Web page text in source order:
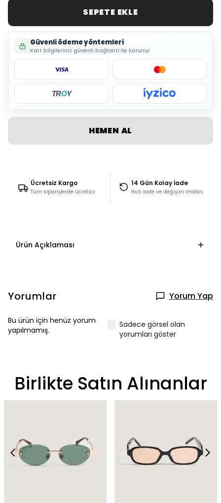
SEPETE EKLE
Güvenli ödeme yöntemleri
Kart bilgileriniz güvenli bağlantı ile korunur
TROY
HEMEN AL
Ücretsiz Kargo
Tüm siparişlerde ücretsiz
14 Gün Kolay İade
Hızlı iade ve değişim imkânı
Ürün Açıklaması
Yorumlar Yorum Yap
Bu ürün için henüz yorum
yapılmamış.
Sadece görsel olan
yorumları göster
Birlikte Satın Alınanlar